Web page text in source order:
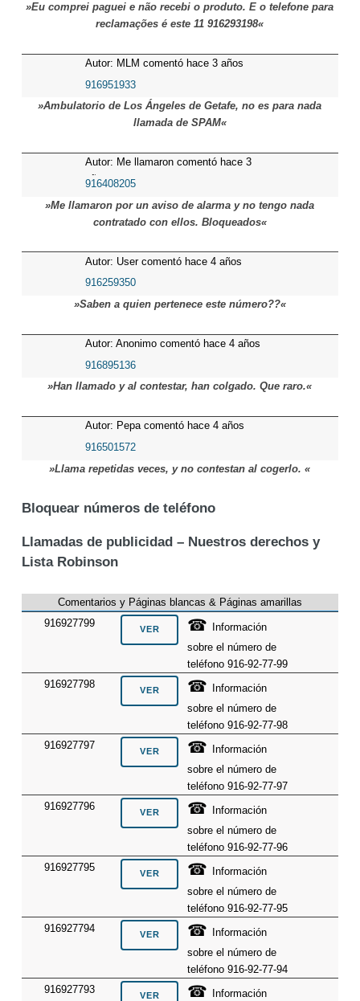
»Eu comprei paguei e não recebi o produto. E o telefone para
reclamações é este 11 916293198«
Autor: MLM comentó hace 3 años
916951933
»Ambulatorio de Los Ángeles de Getafe, no es para nada
llamada de SPAM«
Autor: Me llamaron comentó hace 3
años
916408205
»Me llamaron por un aviso de alarma y no tengo nada
contratado con ellos. Bloqueados«
Autor: User comentó hace 4 años
916259350
»Saben a quien pertenece este número??«
Autor: Anonimo comentó hace 4 años
916895136
»Han llamado y al contestar, han colgado. Que raro.«
Autor: Pepa comentó hace 4 años
916501572
»Llama repetidas veces, y no contestan al cogerlo. «
Bloquear números de teléfono
Llamadas de publicidad – Nuestros derechos y
Lista Robinson
Comentarios y Páginas blancas & Páginas amarillas
916927799
☎
Información
sobre el número de
teléfono 916-92-77-99
916927798
☎
Información
sobre el número de
teléfono 916-92-77-98
916927797
☎
Información
sobre el número de
teléfono 916-92-77-97
916927796
☎
Información
sobre el número de
teléfono 916-92-77-96
916927795
☎
Información
sobre el número de
teléfono 916-92-77-95
916927794
☎
Información
sobre el número de
teléfono 916-92-77-94
916927793
☎
Información